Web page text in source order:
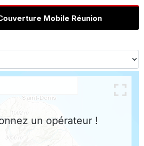
Mobile Réunion